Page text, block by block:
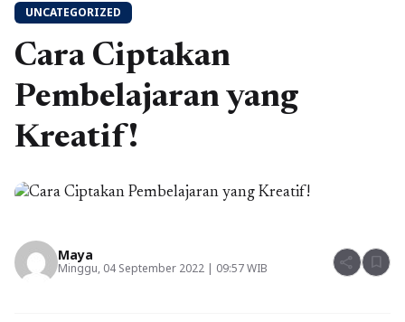
UNCATEGORIZED
Cara Ciptakan
Pembelajaran yang
Kreatif!
Maya
Minggu, 04 September 2022 | 09:57 WIB share bookmark